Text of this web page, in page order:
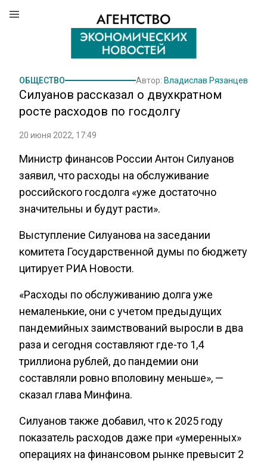
ОБЩЕСТВО Автор: Владислав Рязанцев
Силуанов рассказал о двухкратном
росте расходов по госдолгу
20 июня 2022, 17:49
Министр финансов России Антон Силуанов
заявил, что расходы на обслуживание
российского госдолга «уже достаточно
значительны и будут расти».
Выступление Силуанова на заседании
комитета Государственной думы по бюджету
цитирует РИА Новости.
«Расходы по обслуживанию долга уже
немаленькие, они с учетом предыдущих
пандемийных заимствований выросли в два
раза и сегодня составляют где-то 1,4
триллиона рублей, до пандемии они
составляли ровно вполовину меньше», —
сказал глава Минфина.
Силуанов также добавил, что к 2025 году
показатель расходов даже при «умеренных»
операциях на финансовом рынке превысит 2